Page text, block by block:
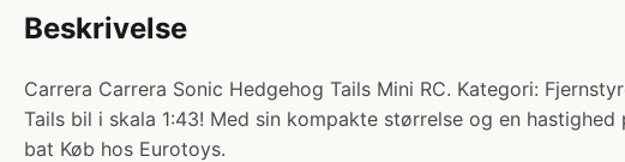
Beskrivelse
Carrera Carrera Sonic Hedgehog Tails Mini RC. Kategori:
Tails bil i skala 1:43! Med sin kompakte størrelse og en
bat Køb hos Eurotoys.